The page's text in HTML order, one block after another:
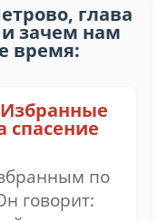
глава
зачем нам
время:
спасение
по
говорит: